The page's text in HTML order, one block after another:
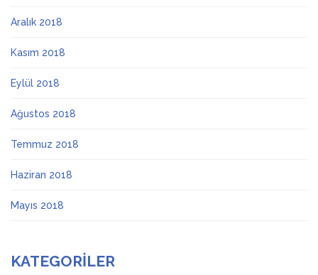
Aralık 2018
Kasım 2018
Eylül 2018
Ağustos 2018
Temmuz 2018
Haziran 2018
Mayıs 2018
KATEGORILER